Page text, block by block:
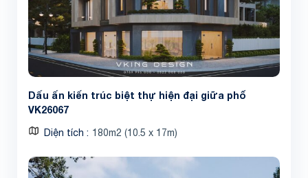
Dấu ấn kiến trúc biệt thự hiện đại giữa phố
VK26067
Diện tích 180m2 (10.5 x 17m)